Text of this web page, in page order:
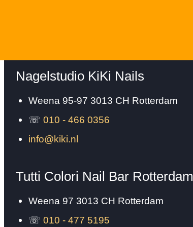
Nagelstudio KiKi Nails
Weena 95-97 3013 CH Rotterdam
☏010 - 466 0356
info@kiki.nl
Tutti Colori Nail Bar Rotterdam
Weena 97 3013 CH Rotterdam
☏010 - 477 5195